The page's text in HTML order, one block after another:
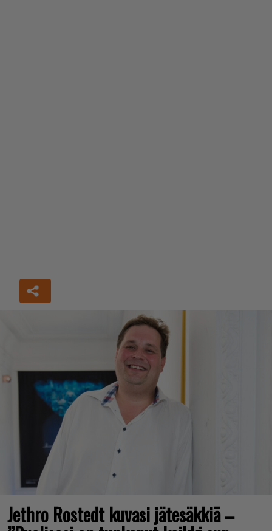
Jethro Rostedt kuvasi jätesäkkiä –